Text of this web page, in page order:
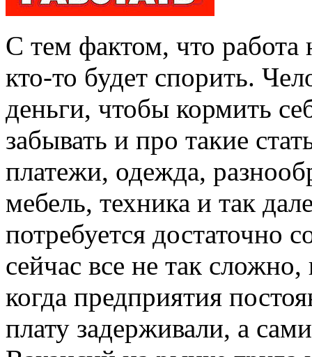
С тем фактом, что
кто-то будет спорить.
деньги, чтобы кормить
забывать и про такие
платежи, одежда,
мебель, техника и так
потребуется достаточно
сейчас все не так
когда предприятия
плату задерживали, а